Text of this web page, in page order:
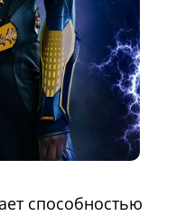
способностью